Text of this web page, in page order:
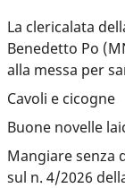
La clericalata
Benedetto Po
alla messa per
Cavoli e cicogne
Buone novelle
Mangiare senza
sul n. 4/2026